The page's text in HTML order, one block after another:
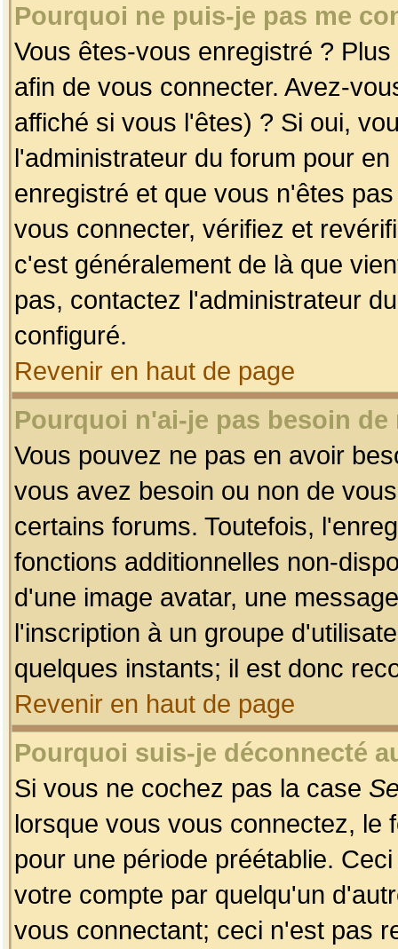
Pourquoi ne puis-je pas me
Vous êtes-vous enregistré ?
afin de vous connecter. Avez-
affiché si vous l'êtes) ? Si oui,
l'administrateur du forum pour
enregistré et que vous n'êtes
vous connecter, vérifiez et
c'est généralement de là que
pas, contactez l'administrateur
configuré.
Revenir en haut de page
Pourquoi n'ai-je pas besoin
Vous pouvez ne pas en avoir
vous avez besoin ou non de
certains forums. Toutefois,
fonctions additionnelles non-
d'une image avatar, une
l'inscription à un groupe
quelques instants; il est donc
Revenir en haut de page
Pourquoi suis-je déconnecté
Si vous ne cochez pas la case
lorsque vous vous connectez, le
pour une période préétablie.
votre compte par quelqu'un
vous connectant; ceci n'est pas